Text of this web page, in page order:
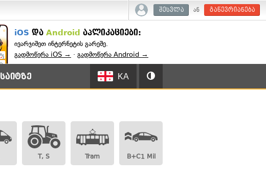
შესვლა ან გაწევრიანება
iOS და Android აპლიკაციები:
ივარჯიშეთ ინტერნეტის გარეშე.
გადმოწერა iOS → · გადმოწერა Android →
KA
T, S Tram B+C1 Mil